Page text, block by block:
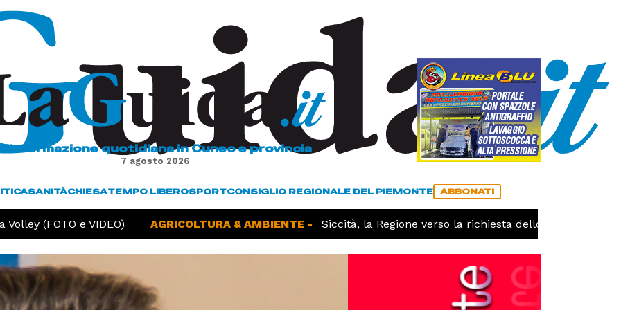
L'informazione quotidiana in Cuneo e provincia
7 agosto 2026
SANITÀCHIESATEMPO LIBEROSPORTCONSIGLIO REGIONALE DEL PIEMONTE ABBONATI
(FOTO e VIDEO) AGRICOLTURA & AMBIENTE - Siccità, la Regione verso la richiesta dello stato di